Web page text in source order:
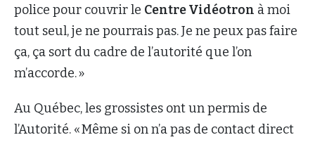
police pour couvrir le Centre Vidéotron à moi
tout seul, je ne pourrais pas. Je ne peux pas faire
ça, ça sort du cadre de l’autorité que l’on
m’accorde. »
Au Québec, les grossistes ont un permis de
l’Autorité. « Même si on n’a pas de contact direct